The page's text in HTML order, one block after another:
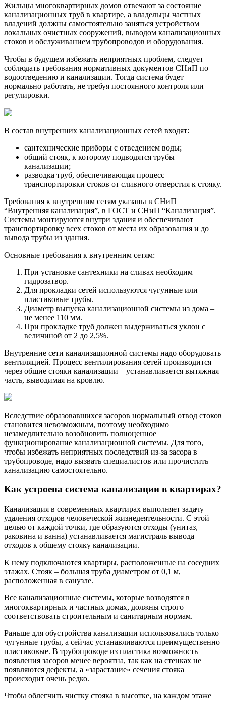
Жильцы многоквартирных домов отвечают за состояние
канализационных труб в квартире, а владельцы частных
владений должны самостоятельно заняться устройством
локальных очистных сооружений, выводом канализационных
стоков и обслуживанием трубопроводов и оборудования.
Чтобы в будущем избежать неприятных проблем, следует
соблюдать требования нормативных документов СНиП по
водоотведению и канализации. Тогда система будет
нормально работать, не требуя постоянного контроля или
регулировки.
В состав внутренних канализационных сетей входят:
сантехнические приборы с отведением воды;
общий стояк, к которому подводятся трубы
канализации;
разводка труб, обеспечивающая процесс
транспортировки стоков от сливного отверстия к стояку.
Требования к внутренним сетям указаны в СНиП
“Внутренняя канализация”, в ГОСТ и СНиП “Канализация”.
Системы монтируются внутри здания и обеспечивают
транспортировку всех стоков от места их образования и до
вывода трубы из здания.
Основные требования к внутренним сетям:
При установке сантехники на сливах необходим
гидрозатвор.
Для прокладки сетей используются чугунные или
пластиковые трубы.
Диаметр выпуска канализационной системы из дома –
не менее 110 мм.
При прокладке труб должен выдерживаться уклон с
величиной от 2 до 2,5%.
Внутренние сети канализационной системы надо оборудовать
вентиляцией. Процесс вентилирования сетей производится
через общие стояки канализации – устанавливается вытяжная
часть, выводимая на кровлю.
Вследствие образовавшихся засоров нормальный отвод стоков
становится невозможным, поэтому необходимо
незамедлительно возобновить полноценное
функционирование канализационной системы. Для того,
чтобы избежать неприятных последствий из-за засора в
трубопроводе, надо вызвать специалистов или прочистить
канализацию самостоятельно.
Как устроена система канализации в квартирах?
Канализация в современных квартирах выполняет задачу
удаления отходов человеческой жизнедеятельности. С этой
целью от каждой точки, где образуются отходы (унитаз,
раковина и ванна) устанавливается магистраль вывода
отходов к общему стояку канализации.
К нему подключаются квартиры, расположенные на соседних
этажах. Стояк – большая труба диаметром от 0,1 м,
расположенная в санузле.
Все канализационные системы, которые возводятся в
многоквартирных и частных домах, должны строго
соответствовать строительным и санитарным нормам.
Раньше для обустройства канализации использовались только
чугунные трубы, а сейчас устанавливаются преимущественно
пластиковые. В трубопроводе из пластика возможность
появления засоров менее вероятна, так как на стенках не
появляются дефекты, а «зарастание» сечения стояка
происходит очень редко.
Чтобы облегчить чистку стояка в высотке, на каждом этаже